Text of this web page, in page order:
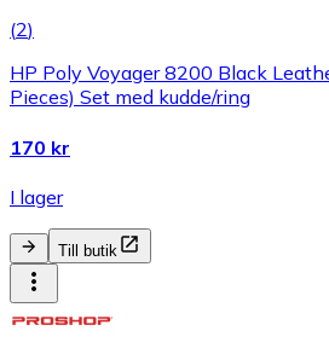
(2)
HP Poly Voyager 8200 Black
Pieces) Set med kudde/ring
170 kr
I lager
Till butik